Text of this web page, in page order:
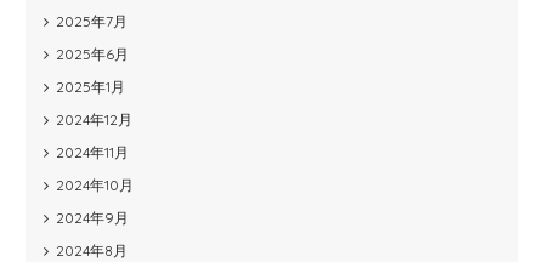
2025年7月
2025年6月
2025年1月
2024年12月
2024年11月
2024年10月
2024年9月
2024年8月